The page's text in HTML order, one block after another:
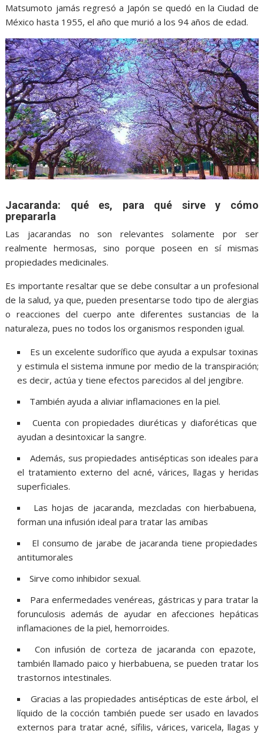
Matsumoto jamás regresó a Japón se quedó en la Ciudad de
México hasta 1955, el año que murió a los 94 años de edad.
Jacaranda: qué es, para qué sirve y cómo
prepararla
Las jacarandas no son relevantes solamente por ser
realmente hermosas, sino porque poseen en sí mismas
propiedades medicinales.
Es importante resaltar que se debe consultar a un profesional
de la salud, ya que, pueden presentarse todo tipo de alergias
o reacciones del cuerpo ante diferentes sustancias de la
naturaleza, pues no todos los organismos responden igual.
Es un excelente sudorífico que ayuda a expulsar toxinas
y estimula el sistema inmune por medio de la transpiración;
es decir, actúa y tiene efectos parecidos al del jengibre.
También ayuda a aliviar inflamaciones en la piel.
Cuenta con propiedades diuréticas y diaforéticas que
ayudan a desintoxicar la sangre.
Además, sus propiedades antisépticas son ideales para
el tratamiento externo del acné, várices, llagas y heridas
superficiales.
Las hojas de jacaranda, mezcladas con hierbabuena,
forman una infusión ideal para tratar las amibas
El consumo de jarabe de jacaranda tiene propiedades
antitumorales
Sirve como inhibidor sexual.
Para enfermedades venéreas, gástricas y para tratar la
forunculosis además de ayudar en afecciones hepáticas
inflamaciones de la piel, hemorroides.
Con infusión de corteza de jacaranda con epazote,
también llamado paico y hierbabuena, se pueden tratar los
trastornos intestinales.
Gracias a las propiedades antisépticas de este árbol, el
líquido de la cocción también puede ser usado en lavados
externos para tratar acné, sífilis, várices, varicela, llagas y